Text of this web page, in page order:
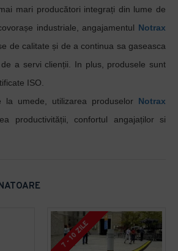
7 - 10 ZILE
mari producători integrați din lume de
industriale, angajamentul Notrax
de calitate și de a continua sa gaseasca
a servi clienții. In plus, produsele sunt
ISO.
la umede, utilizarea produselor Notrax
productivității, confortul angajaților si